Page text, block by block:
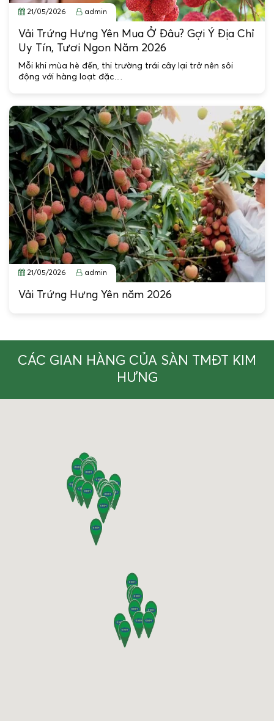
21/05/2026 admin
Vải Trứng Hưng Yên Mua Ở Đâu? Gợi Ý Địa Chỉ
Uy Tín, Tươi Ngon Năm 2026
Mỗi khi mùa hè đến, thị trường trái cây lại trở nên sôi
động với hàng loạt đặc…
21/05/2026 admin
Vải Trứng Hưng Yên năm 2026
CÁC GIAN HÀNG CỦA SÀN TMĐT KIM
HƯNG